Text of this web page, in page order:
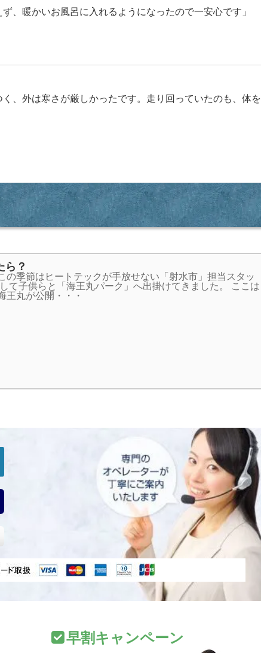
、暖かいお風呂に入れるようになったので一安心です」
、外は寒さが厳しかったです。走り回っていたのも、体を
ら？
季節はヒートテックが手放せない「射水市」担当スタッ
て子供らと「海王丸パーク」へ出掛けてきました。 ここは
王丸が公開・・・
早割キャンペーン